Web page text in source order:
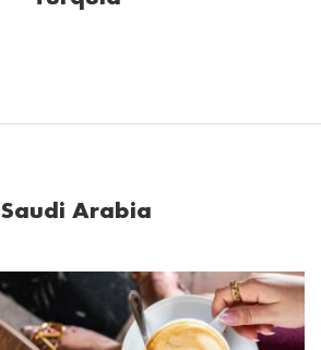
Saudi Arabia